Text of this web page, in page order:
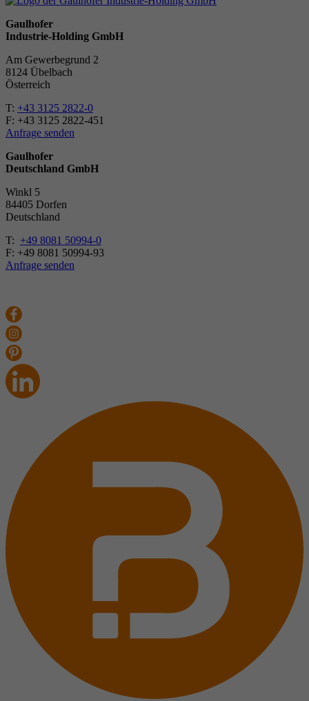
Gaulhofer
Industrie-Holding GmbH
Am Gewerbegrund 2
8124 Übelbach
Österreich
T: +43 3125 2822-0
F: +43 3125 2822-451
Anfrage senden
Gaulhofer
Deutschland GmbH
Winkl 5
84405 Dorfen
Deutschland
T: +49 8081 50994-0
F: +49 8081 50994-93
Anfrage senden